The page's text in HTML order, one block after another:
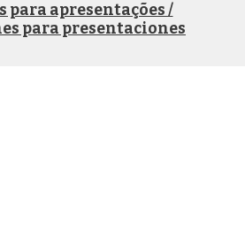
para apresentações /
para presentaciones